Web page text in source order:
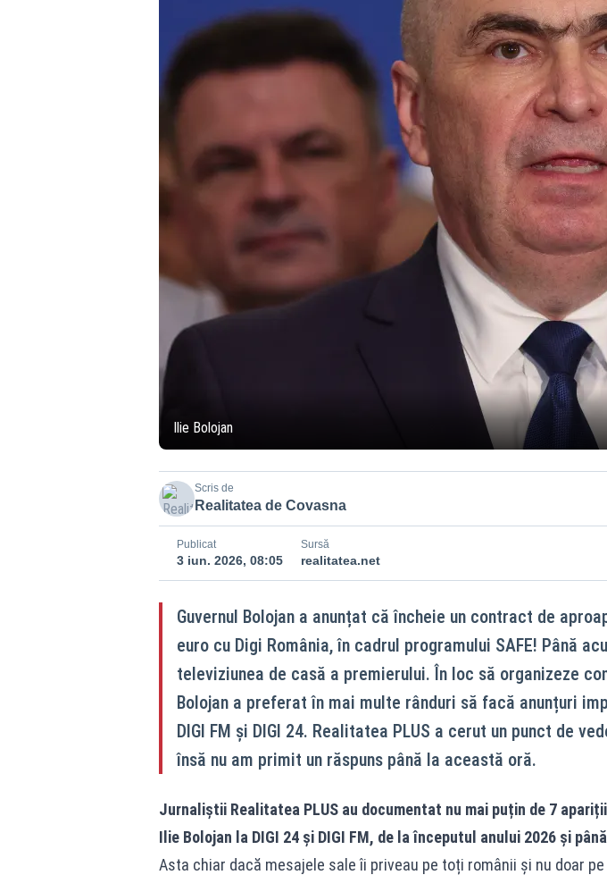
Ilie Bolojan
Scris de
Realitatea de Covasna
Publicat
3 iun. 2026, 08:05
Sursă
realitatea.net
Guvernul Bolojan a anunțat că încheie un contract de
euro cu Digi România, în cadrul programului SAFE! Până
televiziunea de casă a premierului. În loc să organizeze
Bolojan a preferat în mai multe rânduri să facă anunțuri
DIGI FM și DIGI 24. Realitatea PLUS a cerut un punct de
însă nu am primit un răspuns până la această oră.
Jurnaliștii Realitatea PLUS au documentat nu mai puțin de 7
Ilie Bolojan la DIGI 24 și DIGI FM, de la începutul anului 2026 și
Asta chiar dacă mesajele sale îi priveau pe toți românii și nu doar